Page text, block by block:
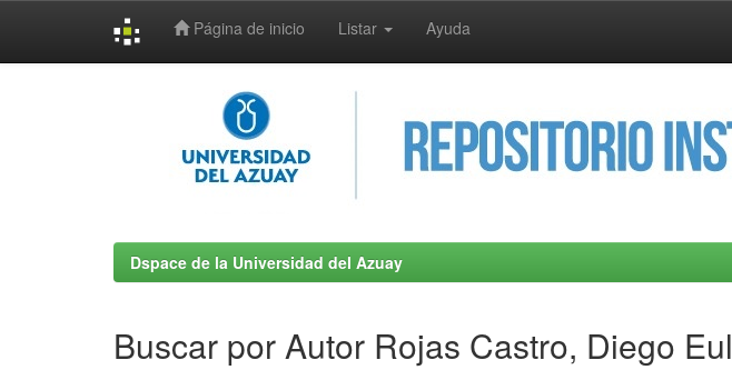
Página de inicio Listar Ayuda
Dspace de la Universidad del Azuay
Buscar por Autor Rojas Castro, Diego